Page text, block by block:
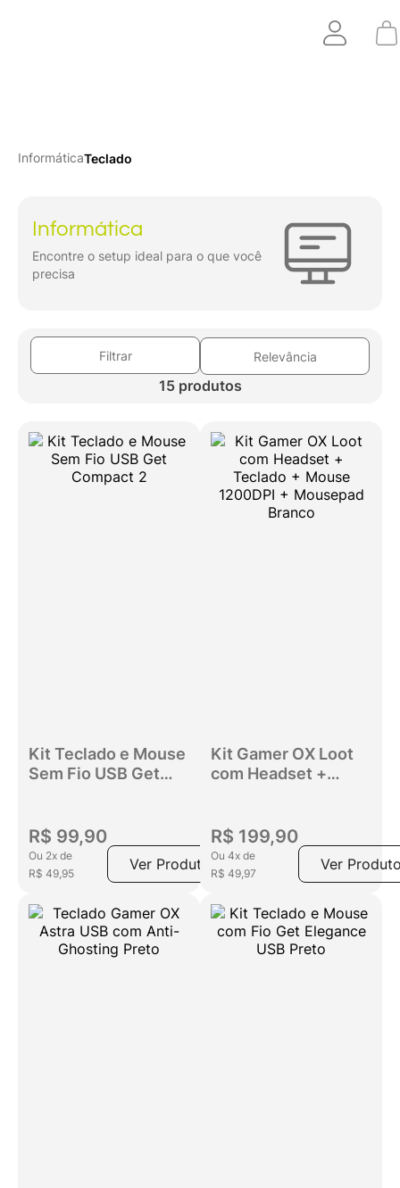
InformáticaTeclado
Informática
Encontre o setup ideal para o que você
precisa
Filtrar Relevância
15 produtos
Kit Teclado e Mouse
Sem Fio USB Get
R$ 99,90
Ou 2x de
R$ 49,95
Ver Produto
Kit Gamer OX Loot
com Headset +
Mousepad Branco
R$ 199,90
Ou 4x de
R$ 49,97
Ver